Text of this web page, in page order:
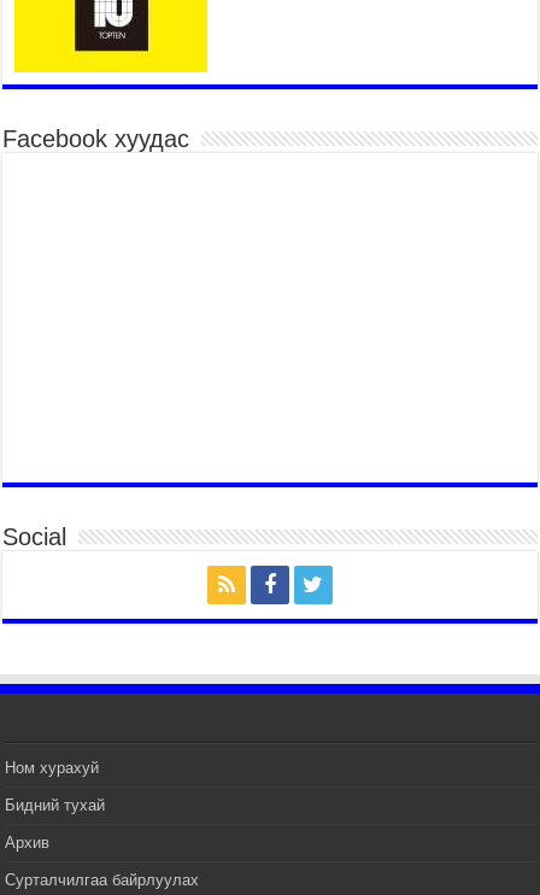
үргэлжилж байна
2026 оны 7 сар 15 / 10 цаг 52 минут
Үндэсний их баяр наадмын хүчит бөхийн
ТӨРИЙН ДАЛБААНЫ ӨДӨРТ ЗОРИУЛСАН
2026 оны 7 сар 14 / 17 цаг 47 минут
Өв соёлоо тээж яваа уяачдын галаар УИХ-ын
дарга С.Бямбацогт зочлон баяр хүргэв
2026 оны 7 сар 14 / 17 цаг 40 минут
наадмын нээлтэд оролцон, сурын талбай,
шагайн асарт зочиллоо
Монгол Улсын Их Хурлын дарга С.Бямбацогт
2026 оны 7 сар 14 / 17 цаг 09 минут
УИХ-ын дарга С.Бямбацогт БНХАУ-аас Монгол
Улсад суугаа Элчин сайд Шэнь Миньжуанийг
хүлээн авч уулзав
Facebook хуудас
Social
Ном хурахуй
Бидний тухай
Архив
Сурталчилгаа байрлуулах